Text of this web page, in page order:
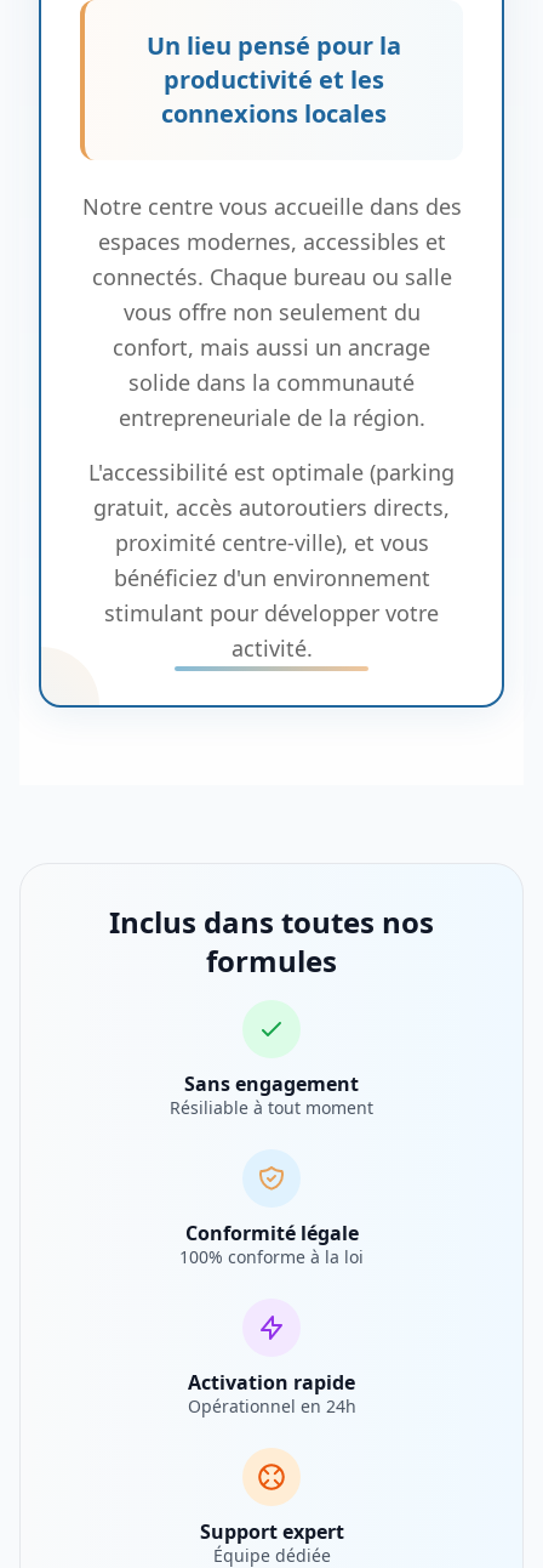
Un lieu pensé pour la
productivité et les
connexions locales
Notre centre vous accueille dans des
espaces modernes, accessibles et
connectés. Chaque bureau ou salle
vous offre non seulement du
confort, mais aussi un ancrage
solide dans la communauté
entrepreneuriale de la région.
L'accessibilité est optimale (parking
gratuit, accès autoroutiers directs,
proximité centre-ville), et vous
bénéficiez d'un environnement
stimulant pour développer votre
activité.
Inclus dans toutes nos
formules
Sans engagement
Résiliable à tout moment
Conformité légale
100% conforme à la loi
Activation rapide
Opérationnel en 24h
Support expert
Équipe dédiée